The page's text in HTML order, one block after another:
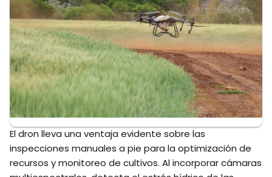
El dron lleva una ventaja evidente sobre las
inspecciones manuales a pie para la optimización de
recursos y monitoreo de cultivos. Al incorporar cámaras